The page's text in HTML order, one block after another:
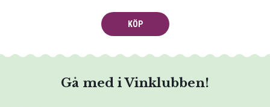
KÖP
Gå med i Vinklubben!